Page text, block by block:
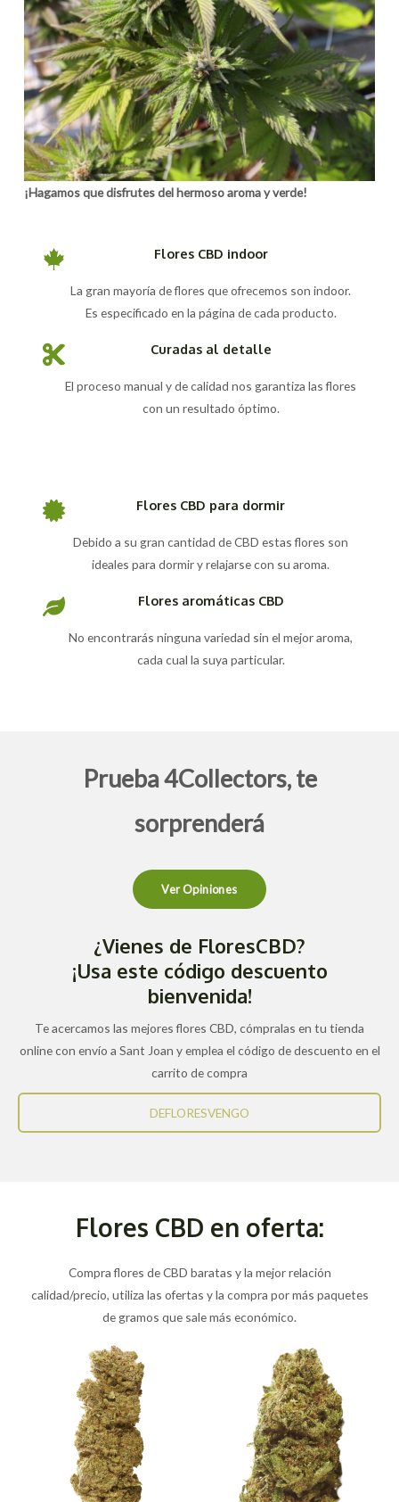
¡Hagamos que disfrutes del hermoso aroma y verde!
Flores CBD indoor
La gran mayoría de flores que ofrecemos son indoor.
Es especificado en la página de cada producto.
Curadas al detalle
El proceso manual y de calidad nos garantiza las flores
con un resultado óptimo.
Flores CBD para dormir
Debido a su gran cantidad de CBD estas flores son
ideales para dormir y relajarse con su aroma.
Flores aromáticas CBD
No encontrarás ninguna variedad sin el mejor aroma,
cada cual la suya particular.
Prueba 4Collectors, te
sorprenderá
Ver Opiniones
¿Vienes de FloresCBD?
¡Usa este código descuento
bienvenida!
Te acercamos las mejores flores CBD, cómpralas en tu tienda
online con envío a Sant Joan y emplea el código de descuento en el
carrito de compra
DEFLORESVENGO
Flores CBD en oferta:
Compra flores de CBD baratas y la mejor relación
calidad/precio, utiliza las ofertas y la compra por más paquetes
de gramos que sale más económico.